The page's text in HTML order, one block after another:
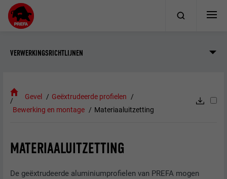
VERWERKINGSRICHTLIJNEN
Gevel
Geëxtrudeerde profielen
Bewerking en montage
Materiaaluitzetting
MATERIAALUITZETTING
De geëxtrudeerde aluminiumprofielen van PREFA mogen